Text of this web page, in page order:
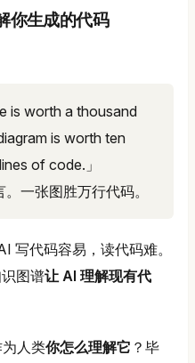
你生成的代码
is worth a thousand
is worth ten
of code.」
一张图胜万行代码。
写代码容易，读代码难。
图谱让 AI 理解现有代
人类你怎么理解它 ？毕